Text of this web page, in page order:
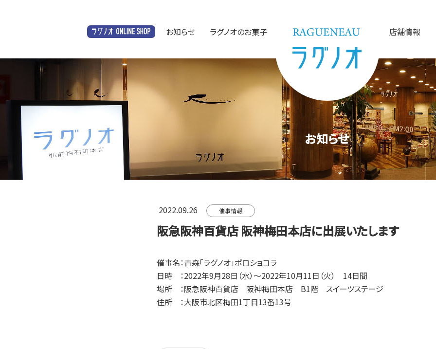
オンラインショップ
お知らせ ラグノオのお菓子 店舗情報
お知らせ
2022.09.26 催事情報
阪急阪神百貨店 阪神梅田本店に出展いたします
催事名：青森「ラグノオ」ポロショコラ
日時 ：2022年9月28日（水）～2022年10月11日（火） 14日間
場所 ：阪急阪神百貨店 阪神梅田本店 B1階 スイーツステージ
住所 ：大阪市北区梅田1丁目13番13号